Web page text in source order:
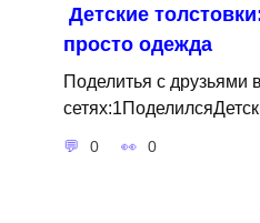
Детские
просто одежда
Поделитья с друзьями
0 0